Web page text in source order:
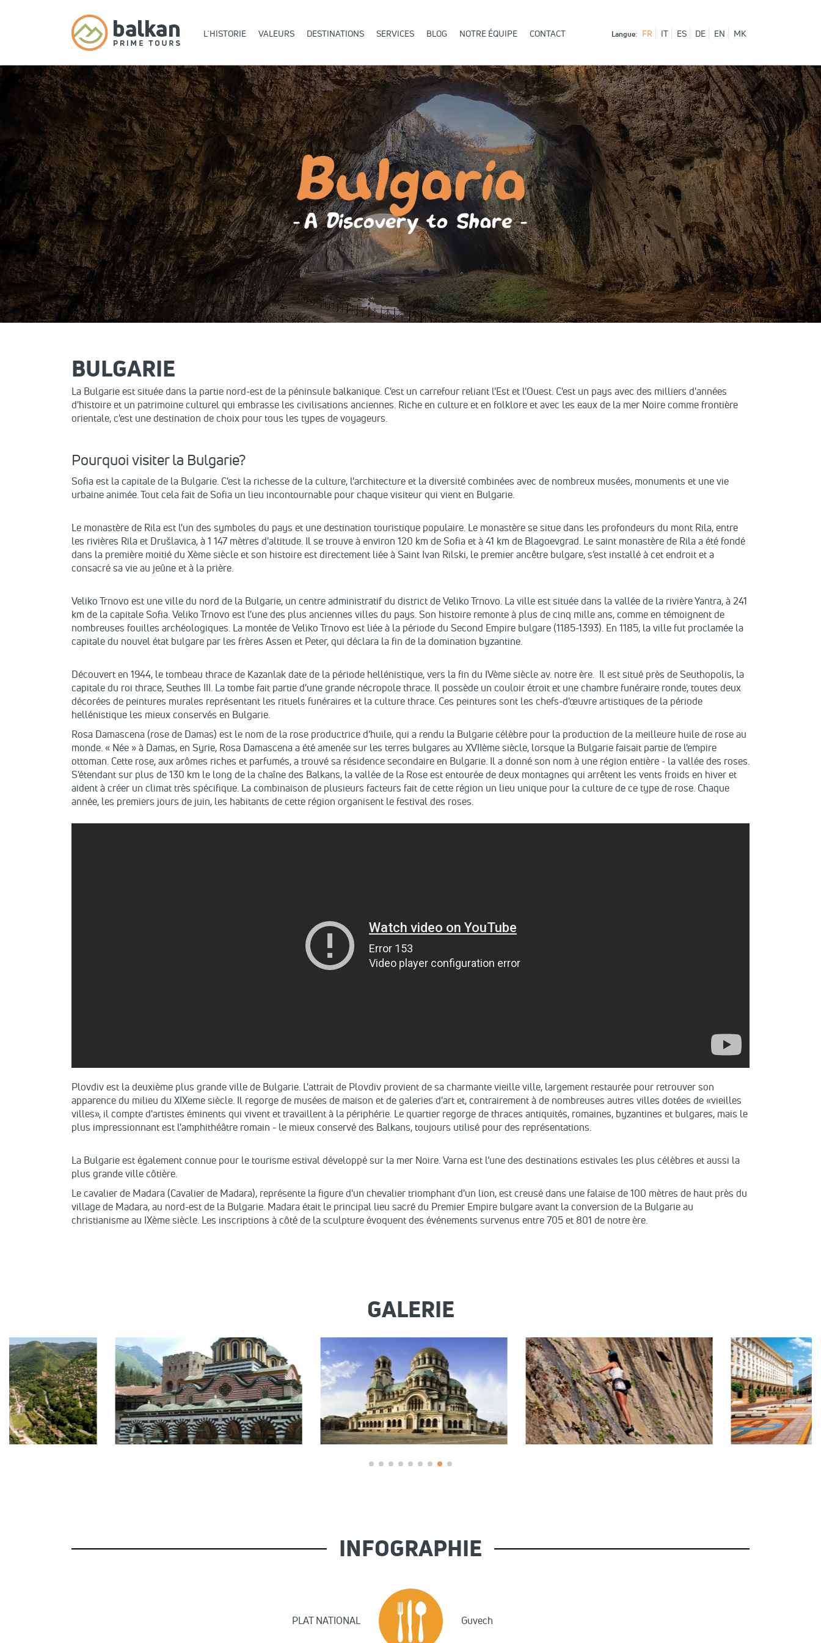
L`HISTORIE VALEURS DESTINATIONS SERVICES BLOG NOTRE ÉQUIPE CONTACT Langue: FR IT ES DE EN MK
BULGARIE
La Bulgarie est située dans la partie nord-est de la péninsule balkanique. C'est un carrefour reliant l'Est et l'Ouest. C'est un pays avec des milliers d'années
d'histoire et un patrimoine culturel qui embrasse les civilisations anciennes. Riche en culture et en folklore et avec les eaux de la mer Noire comme frontière
orientale, c'est une destination de choix pour tous les types de voyageurs.
Pourquoi visiter la Bulgarie?
Sofia est la capitale de la Bulgarie. C'est la richesse de la culture, l'architecture et la diversité combinées avec de nombreux musées, monuments et une vie
urbaine animée. Tout cela fait de Sofia un lieu incontournable pour chaque visiteur qui vient en Bulgarie.
Le monastère de Rila est l'un des symboles du pays et une destination touristique populaire. Le monastère se situe dans les profondeurs du mont Rila, entre
les rivières Rila et Drušlavica, à 1 147 mètres d'altitude. Il se trouve à environ 120 km de Sofia et à 41 km de Blagoevgrad. Le saint monastère de Rila a été fondé
dans la première moitié du Xème siècle et son histoire est directement liée à Saint Ivan Rilski, le premier ancêtre bulgare, s’est installé à cet endroit et a
consacré sa vie au jeûne et à la prière.
Veliko Trnovo est une ville du nord de la Bulgarie, un centre administratif du district de Veliko Trnovo. La ville est située dans la vallée de la rivière Yantra, à 241
km de la capitale Sofia. Veliko Trnovo est l'une des plus anciennes villes du pays. Son histoire remonte à plus de cinq mille ans, comme en témoignent de
nombreuses fouilles archéologiques. La montée de Veliko Trnovo est liée à la période du Second Empire bulgare (1185-1393). En 1185, la ville fut proclamée la
capitale du nouvel état bulgare par les frères Assen et Peter, qui déclara la fin de la domination byzantine.
Découvert en 1944, le tombeau thrace de Kazanlak date de la période hellénistique, vers la fin du IVème siècle av. notre ère. Il est situé près de Seuthopolis, la
capitale du roi thrace, Seuthes III. La tombe fait partie d'une grande nécropole thrace. Il possède un couloir étroit et une chambre funéraire ronde, toutes deux
décorées de peintures murales représentant les rituels funéraires et la culture thrace. Ces peintures sont les chefs-d'œuvre artistiques de la période
hellénistique les mieux conservés en Bulgarie.
Rosa Damascena (rose de Damas) est le nom de la rose productrice d’huile, qui a rendu la Bulgarie célèbre pour la production de la meilleure huile de rose au
monde. « Née » à Damas, en Syrie, Rosa Damascena a été amenée sur les terres bulgares au XVIIème siècle, lorsque la Bulgarie faisait partie de l'empire
ottoman. Cette rose, aux arômes riches et parfumés, a trouvé sa résidence secondaire en Bulgarie. Il a donné son nom à une région entière - la vallée des roses.
S'étendant sur plus de 130 km le long de la chaîne des Balkans, la vallée de la Rose est entourée de deux montagnes qui arrêtent les vents froids en hiver et
aident à créer un climat très spécifique. La combinaison de plusieurs facteurs fait de cette région un lieu unique pour la culture de ce type de rose. Chaque
année, les premiers jours de juin, les habitants de cette région organisent le festival des roses.
Plovdiv est la deuxième plus grande ville de Bulgarie. L'attrait de Plovdiv provient de sa charmante vieille ville, largement restaurée pour retrouver son
apparence du milieu du XIXeme siècle. Il regorge de musées de maison et de galeries d'art et, contrairement à de nombreuses autres villes dotées de «vieilles
villes», il compte d'artistes éminents qui vivent et travaillent à la périphérie. Le quartier regorge de thraces antiquités, romaines, byzantines et bulgares, mais le
plus impressionnant est l'amphithéâtre romain - le mieux conservé des Balkans, toujours utilisé pour des représentations.
La Bulgarie est également connue pour le tourisme estival développé sur la mer Noire. Varna est l’une des destinations estivales les plus célèbres et aussi la
plus grande ville côtière.
Le cavalier de Madara (Cavalier de Madara), représente la figure d'un chevalier triomphant d'un lion, est creusé dans une falaise de 100 mètres de haut près du
village de Madara, au nord-est de la Bulgarie. Madara était le principal lieu sacré du Premier Empire bulgare avant la conversion de la Bulgarie au
christianisme au IXème siècle. Les inscriptions à côté de la sculpture évoquent des événements survenus entre 705 et 801 de notre ère.
GALERIE
INFOGRAPHIE
PLAT NATIONAL Guvech